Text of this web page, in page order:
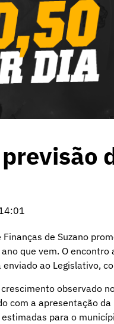
de Suzano
que vem. O
enviado ao
observado
com a apresentação
para o